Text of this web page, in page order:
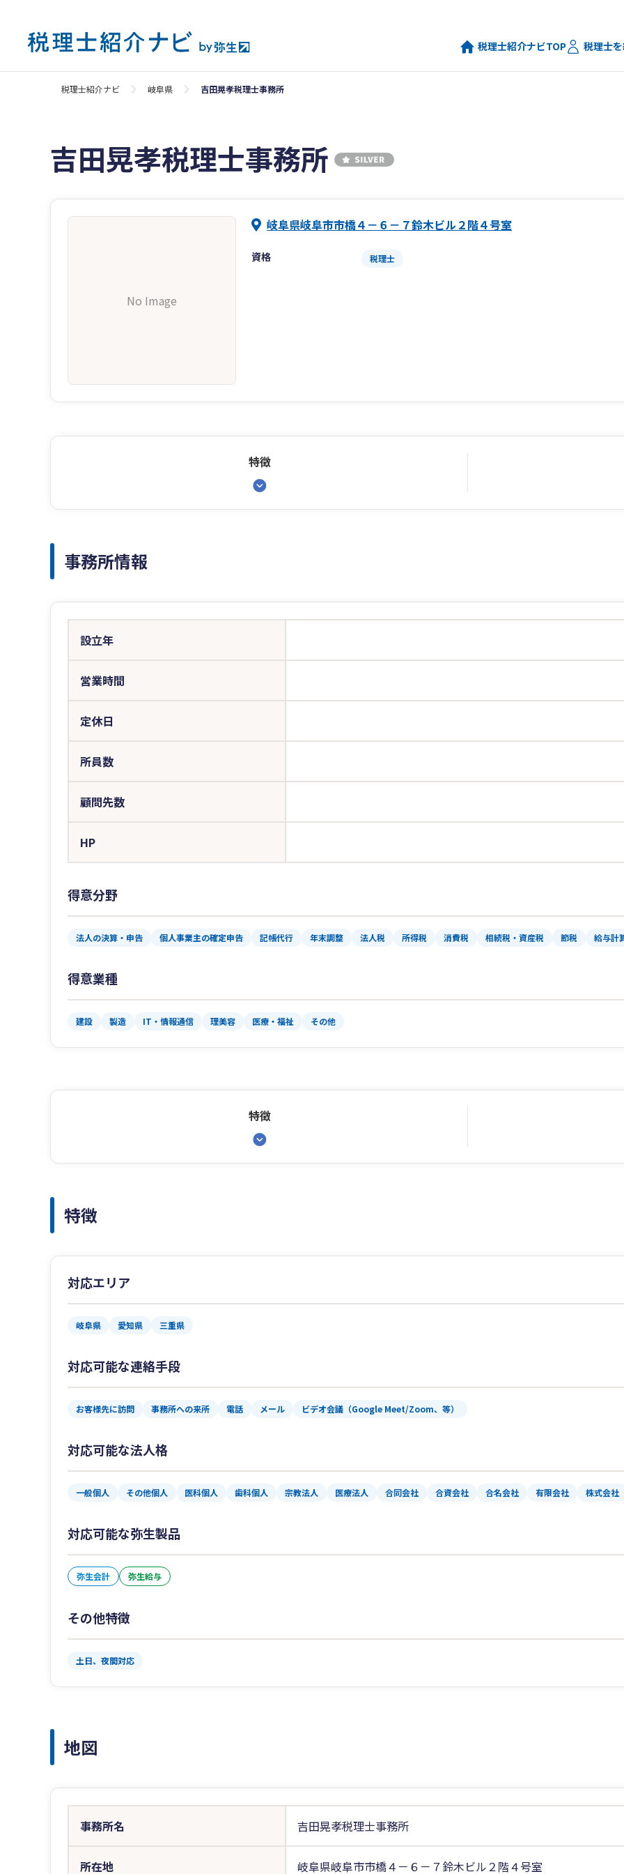
税理士紹介ナビTOP 税理士
税理士紹介ナビ 岐阜県 吉田晃孝税理士事務所
吉田晃孝税理士事務所
No Image
岐阜県岐阜市市橋４－６－７鈴木ビル２階４号室
資格 税理士
特徴
事務所情報
設立年
営業時間
定休日
所員数
顧問先数
HP
得意分野
法人の決算・申告 個人事業主の確定申告 記帳代行 年末調整 法人税 所得税 消費税 相続税・資産税 節税 給与計
得意業種
建設 製造 IT・情報通信 理美容 医療・福祉 その他
特徴
特徴
対応エリア
岐阜県 愛知県 三重県
対応可能な連絡手段
お客様先に訪問 事務所への来所 電話 メール ビデオ会議（Google Meet/Zoom、等）
対応可能な法人格
一般個人 その他個人 医科個人 歯科個人 宗教法人 医療法人 合同会社 合資会社 合名会社 有限会社 株式会社
対応可能な弥生製品
弥生会計 弥生給与
その他特徴
土日、夜間対応
地図
事務所名 吉田晃孝税理士事務所
所在地 岐阜県岐阜市市橋４－６－７鈴木ビル２階４号室